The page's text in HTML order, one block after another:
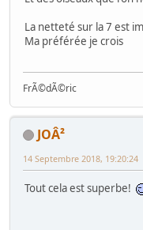
La netteté sur la 7 est
Ma préférée je crois
FrÃ©dÃ©ric
JOÂ²
14 Septembre 2018, 19:20:24
Tout cela est superbe!